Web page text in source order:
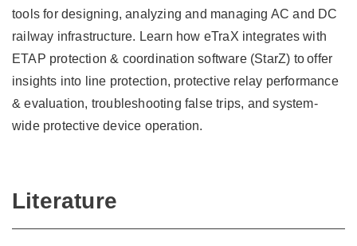
tools for designing, analyzing and managing AC and DC
railway infrastructure. Learn how eTraX integrates with
ETAP protection & coordination software (StarZ) to offer
insights into line protection, protective relay performance
& evaluation, troubleshooting false trips, and system-
wide protective device operation.
Literature